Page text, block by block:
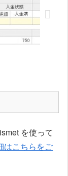
を使って
はこちらをご